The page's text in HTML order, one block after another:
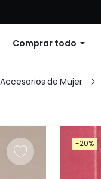
Comprar todo
Accesorios de Mujer
-20%